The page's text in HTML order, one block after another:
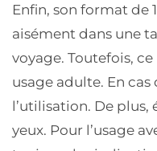
Enfin, son format de
aisément dans une
voyage. Toutefois,
usage adulte. En cas
l’utilisation. De plus,
yeux. Pour l’usage